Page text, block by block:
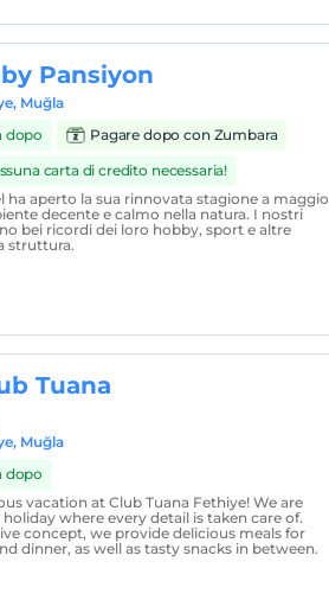
Pansiyon
Muğla
dopo
Pagare dopo con Zumbara
carta di credito necessaria!
ha aperto la sua rinnovata stagione a maggio
decente e calmo nella natura. I nostri
bei ricordi dei loro hobby, sport e altre
struttura.
Tuana
Muğla
dopo
vacation at Club Tuana Fethiye! We are
where every detail is taken care of.
concept, we provide delicious meals for
dinner, as well as tasty snacks in between.